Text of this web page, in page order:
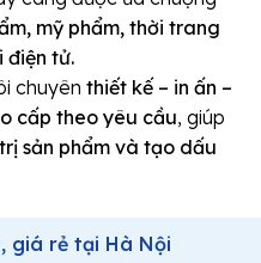
mỹ phẩm, thời trang
điện tử.
chuyên thiết kế – in ấn –
cấp theo yêu cầu, giúp
sản phẩm và tạo dấu
giá rẻ tại Hà Nội